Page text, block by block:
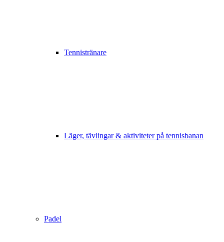
Tennistränare
Läger, tävlingar & aktiviteter på tennisbanan
Padel